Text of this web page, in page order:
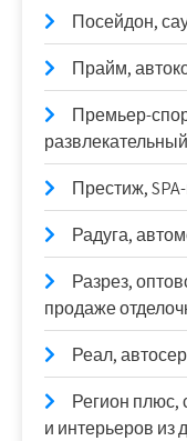
Посейдон,
Прайм,
Премьер-
Престиж,
Радуга,
Разрез,
продаже
Реал,
Регион плюс,
и интерьеров из